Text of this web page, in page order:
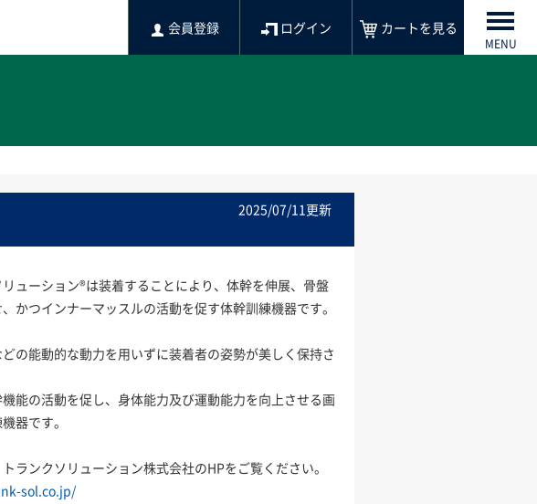
会員登録 ログイン カートを見る
MENU
2025/07/11更新
リューション®は装着することにより、体幹を伸展、骨盤
かつインナーマッスルの活動を促す体幹訓練機器です。
の能動的な動力を用いずに装着者の姿勢が美しく保持さ
機能の活動を促し、身体能力及び運動能力を向上させる画
器です。
ランクソリューション株式会社のHPをご覧ください。
sol.co.jp/